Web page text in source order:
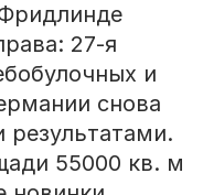
27-я
и
снова
55000 кв. м